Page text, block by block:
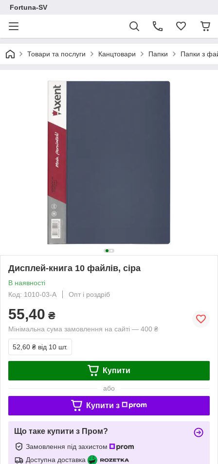
Fortuna-SV
Товари та послуги Канцтовари Папки Папки з
Дисплей-книга 10 файлів, сіра
В наявності
Код: 1010-03-А
Опт і роздріб
55,40 ₴
Мінімальна сума замовлення на сайті — 400 ₴
52,60 ₴ від 10 шт.
Купити
або
Купити з
Що таке купити з Пром?
Замовлення під захистом
Доступна доставка